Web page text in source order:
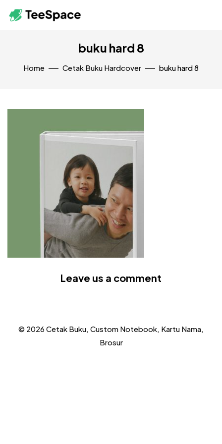
buku hard 8
Home Cetak Buku Hardcover buku hard 8
Leave us a comment
© 2026 Cetak Buku, Custom Notebook, Kartu Nama,
Brosur